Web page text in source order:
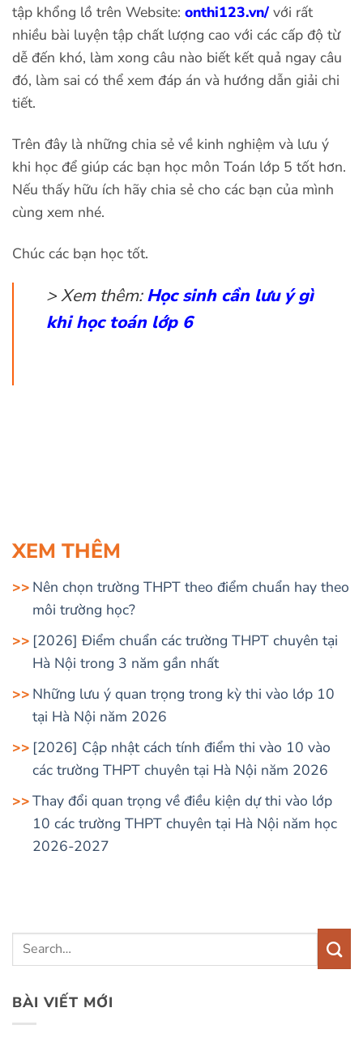
tập khổng lồ trên Website: onthi123.vn/ với rất
nhiều bài luyện tập chất lượng cao với các cấp độ từ
dễ đến khó, làm xong câu nào biết kết quả ngay câu
đó, làm sai có thể xem đáp án và hướng dẫn giải chi
tiết.
Trên đây là những chia sẻ về kinh nghiệm và lưu ý
khi học để giúp các bạn học môn Toán lớp 5 tốt hơn.
Nếu thấy hữu ích hãy chia sẻ cho các bạn của mình
cùng xem nhé.
Chúc các bạn học tốt.
> Xem thêm:Học sinh cần lưu ý gì
khi học toán lớp 6
XEM THÊM
Nên chọn trường THPT theo điểm chuẩn hay theo
môi trường học?
[2026] Điểm chuẩn các trường THPT chuyên tại
Hà Nội trong 3 năm gần nhất
Những lưu ý quan trọng trong kỳ thi vào lớp 10
tại Hà Nội năm 2026
[2026] Cập nhật cách tính điểm thi vào 10 vào
các trường THPT chuyên tại Hà Nội năm 2026
Thay đổi quan trọng về điều kiện dự thi vào lớp
10 các trường THPT chuyên tại Hà Nội năm học
2026-2027
BÀI VIẾT MỚI